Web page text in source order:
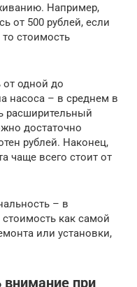
Например,
от 500 рублей, если
стоимость
от одной до
насоса – в среднем в
расширительный
достаточно
рублей. Наконец,
чаще всего стоит от
– в
как самой
или установки,
внимание при